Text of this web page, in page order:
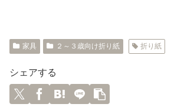
家具 ２～３歳向け折り紙 折り紙
シェアする